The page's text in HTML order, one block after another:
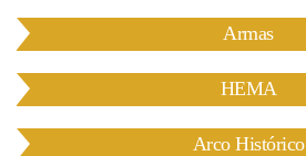
Armas
HEMA
Arco Histórico